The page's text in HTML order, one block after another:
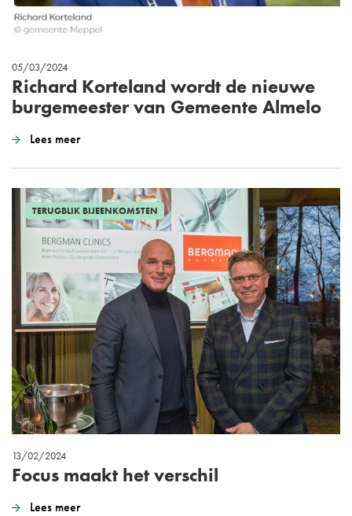
05/03/2024
Richard Korteland wordt de nieuwe
burgemeester van Gemeente Almelo
Lees meer
TERUGBLIK BIJEENKOMSTEN
13/02/2024
Focus maakt het verschil
Lees meer